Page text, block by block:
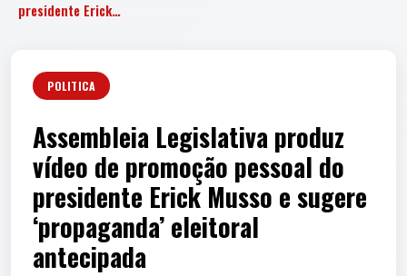
presidente Erick…
POLITICA
Assembleia Legislativa produz
vídeo de promoção pessoal do
presidente Erick Musso e sugere
‘propaganda’ eleitoral
antecipada